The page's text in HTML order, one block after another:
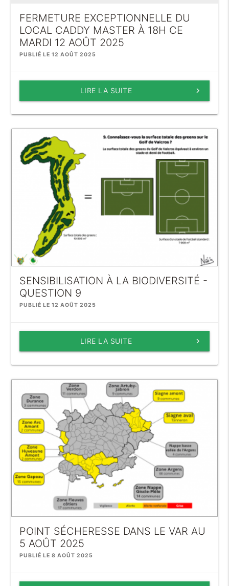
FERMETURE EXCEPTIONNELLE DU
LOCAL CADDY MASTER À 18H CE
MARDI 12 AOÛT 2025
PUBLIÉ LE 12 AOÛT 2025
keyboard_arrow_right
LIRE LA SUITE
SENSIBILISATION À LA BIODIVERSITÉ -
QUESTION 9
PUBLIÉ LE 12 AOÛT 2025
keyboard_arrow_right
LIRE LA SUITE
POINT SÉCHERESSE DANS LE VAR AU
5 AOÛT 2025
PUBLIÉ LE 8 AOÛT 2025